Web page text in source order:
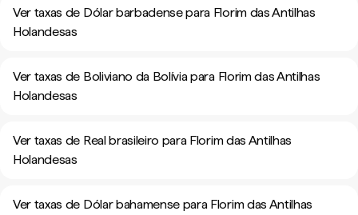
Ver taxas de Dólar barbadense para Florim das Antilhas
Holandesas
Ver taxas de Boliviano da Bolívia para Florim das Antilhas
Holandesas
Ver taxas de Real brasileiro para Florim das Antilhas
Holandesas
Ver taxas de Dólar bahamense para Florim das Antilhas